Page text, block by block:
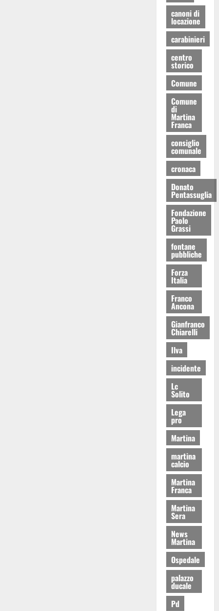
canoni di
locazione
carabinieri
centro
storico
Comune
Comune
di
Martina
Franca
consiglio
comunale
cronaca
Donato
Pentassuglia
Fondazione
Paolo
Grassi
fontane
pubbliche
Forza
Italia
Franco
Ancona
Gianfranco
Chiarelli
Ilva
incidente
Lc
Solito
Lega
pro
Martina
martina
calcio
Martina
Franca
Martina
Sera
News
Martina
Ospedale
palazzo
ducale
Pd